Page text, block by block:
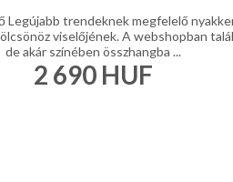
Legújabb trendeknek megfelelő
viselőjének. A webshopban
de akár színében összhangba ...
2 690 HUF